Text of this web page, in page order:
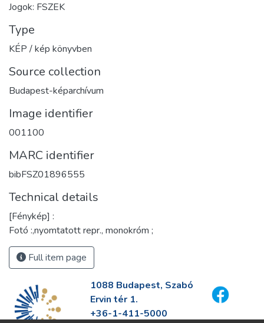
Jogok: FSZEK
Type
KÉP / kép könyvben
Source collection
Budapest-képarchívum
Image identifier
001100
MARC identifier
bibFSZ01896555
Technical details
[Fénykép] :
Fotó :,nyomtatott repr., monokróm ;
Full item page
1088 Budapest, Szabó
Ervin tér 1.
+36-1-411-5000